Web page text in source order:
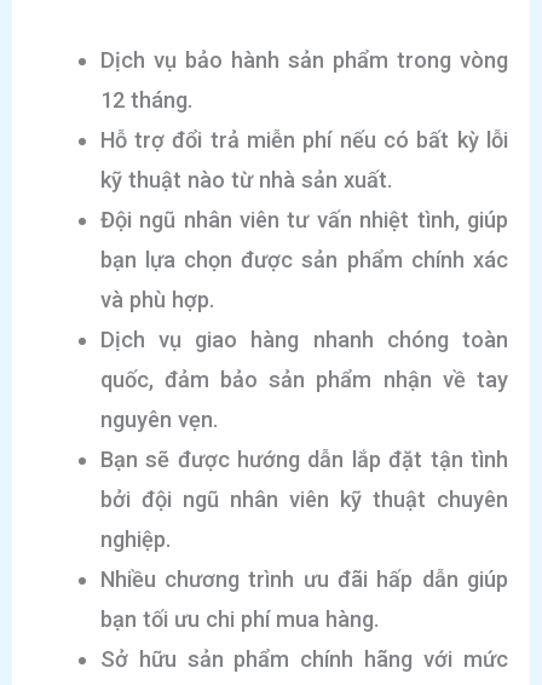
Dịch vụ bảo hành sản phẩm trong vòng
12 tháng.
Hỗ trợ đổi trả miễn phí nếu có bất kỳ lỗi
kỹ thuật nào từ nhà sản xuất.
Đội ngũ nhân viên tư vấn nhiệt tình, giúp
bạn lựa chọn được sản phẩm chính xác
và phù hợp.
Dịch vụ giao hàng nhanh chóng toàn
quốc, đảm bảo sản phẩm nhận về tay
nguyên vẹn.
Bạn sẽ được hướng dẫn lắp đặt tận tình
bởi đội ngũ nhân viên kỹ thuật chuyên
nghiệp.
Nhiều chương trình ưu đãi hấp dẫn giúp
bạn tối ưu chi phí mua hàng.
Sở hữu sản phẩm chính hãng với mức